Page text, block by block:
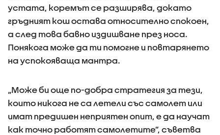
устата, коремът се разширява, докато
гръдният кош остава относително спокоен,
а след това бавно издишване през носа.
Понякога може да ти помогне и повтарянето
на успокояваща мантра.
„Може би още по-добра стратегия за тези,
които никога не са летели със самолет или
имат предишен неприятен опит, е да научат
как точно работят самолетите”, съветва